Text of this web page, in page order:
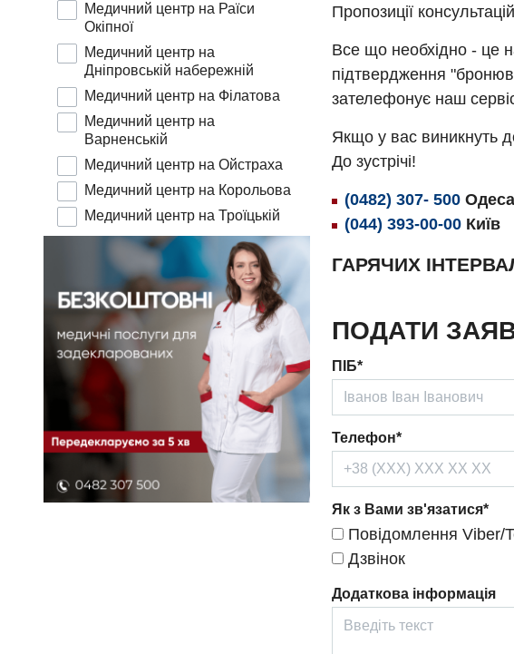
Медичний центр на Раїси
Окіпної
Медичний центр на
Дніпровській набережній
Медичний центр на Філатова
Медичний центр на
Варненській
Медичний центр на Ойстраха
Медичний центр на Корольова
Медичний центр на Троїцькій
Пропозиції
Все що необхідно - це
підтвердження
зателефонує наш
Якщо у вас виникнуть
До зустрічі!
(0482) 307- 500 Одеса
(044) 393-00-00 Київ
ГАРЯЧИХ
ПОДАТИ
ПІБ*
Телефон*
Як з Вами зв'язатися*
Повідомлення Viber/
Дзвінок
Додаткова інформація